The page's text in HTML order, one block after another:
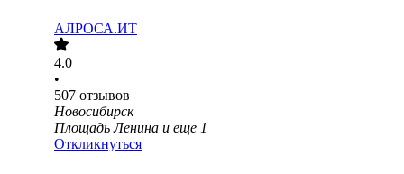
АЛРОСА.ИТ
4.0
•
507 отзывов
Новосибирск
Площадь Ленина и еще 1
Откликнуться